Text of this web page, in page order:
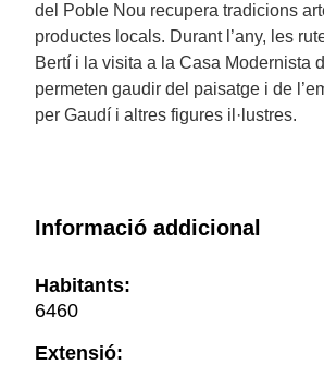
del Poble Nou recupera tradicions
productes locals. Durant l’any, les
Bertí i la visita a la Casa Modernista
permeten gaudir del paisatge i de
per Gaudí i altres figures il·lustres.
Informació addicional
Habitants:
6460
Extensió: